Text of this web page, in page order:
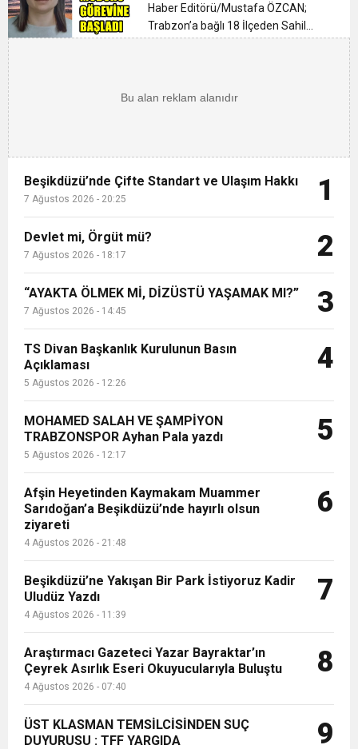
Asırlık Eseri Okuyucularıyla Buluştu
23:39
20:25 Beşikdüzü’nde Çifte Standart ve Ulaşım Hakkı
Haber Editörü/Mustafa ÖZCAN;
Trabzon’a bağlı 18 İlçeden Sahil
geleneksel olarak her yıl Te...
Beşikdüzü’nde Çifte Standart ve Ulaşım Hakkı
7 Ağustos 2026 - 20:25 1
Devlet mi, Örgüt mü?
7 Ağustos 2026 - 18:17 2
“AYAKTA ÖLMEK Mİ, DİZÜSTÜ YAŞAMAK MI?”
7 Ağustos 2026 - 14:45 3
TS Divan Başkanlık Kurulunun Basın
Açıklaması
5 Ağustos 2026 - 12:26
4
MOHAMED SALAH VE ŞAMPİYON
TRABZONSPOR Ayhan Pala yazdı
5 Ağustos 2026 - 12:17
5
Afşin Heyetinden Kaymakam Muammer
Sarıdoğan’a Beşikdüzü’nde hayırlı olsun
ziyareti
4 Ağustos 2026 - 21:48
6
Beşikdüzü’ne Yakışan Bir Park İstiyoruz Kadir
Uludüz Yazdı
4 Ağustos 2026 - 11:39
7
Araştırmacı Gazeteci Yazar Bayraktar’ın
Çeyrek Asırlık Eseri Okuyucularıyla Buluştu
4 Ağustos 2026 - 07:40
8
ÜST KLASMAN TEMSİLCİSİNDEN SUÇ
DUYURUSU : TFF YARGIDA
9